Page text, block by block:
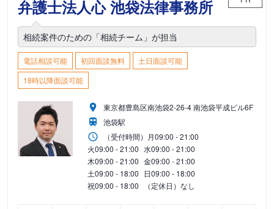
弁護士法人心 池袋法律事務所
相続案件のための「相続チーム」が担当
電話相談可能 初回面談無料
土日面談可能
18時以降面談可能
東京都豊島区南池袋2-26-4 南池袋平成ビル6F
池袋駅
（受付時間） 月09:00 - 21:00
火09:00 - 21:00 水09:00 - 21:00
木09:00 - 21:00 金09:00 - 21:00
土09:00 - 18:00 日09:00 - 18:00
祝09:00 - 18:00 （定休日）なし